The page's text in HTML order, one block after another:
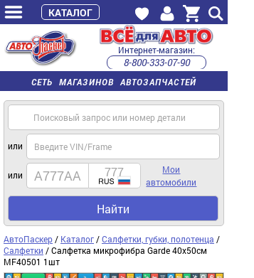
СЕТЬ МАГАЗИНОВ АВТОЗАПЧАСТЕЙ
Интернет-магазин:
8-800-333-07-90
часы работы с 9:00 до 22:00 (пн-пт)
или
или
Мои
автомобили
Найти
АвтоПаскер / Каталог /Салфетки, губки, полотенца /
Салфетки / Салфетка микрофибра Garde 40х50см
MF40501 1шт
КАТАЛОГ